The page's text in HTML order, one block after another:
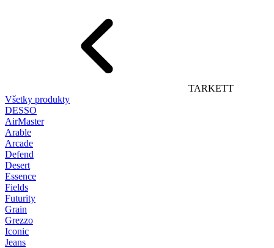
TARKETT
Všetky produkty
DESSO
AirMaster
Arable
Arcade
Defend
Desert
Essence
Fields
Futurity
Grain
Grezzo
Iconic
Jeans